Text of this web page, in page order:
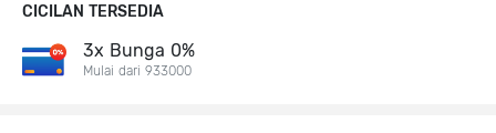
CICILAN TERSEDIA
3x Bunga 0%
Mulai dari 933000